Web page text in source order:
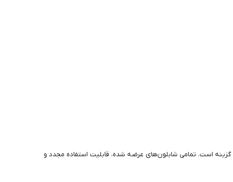
است. تمامی شابلون‌های عرضه شده، قابلیت استفاده مجدد و